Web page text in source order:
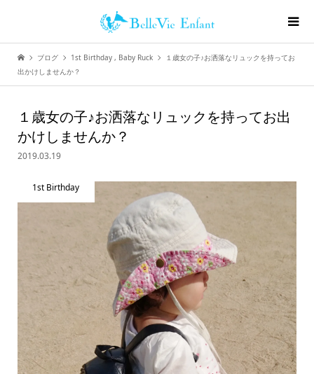
ブログ 1st Birthday , Baby Ruck
１歳女の子♪お洒落なリュックを持ってお
出かけしませんか？
１歳女の子♪お洒落なリュックを持ってお出
かけしませんか？
2019.03.19
1st Birthday